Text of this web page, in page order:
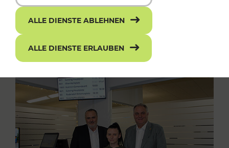
ALLE DIENSTE ABLEHNEN
ALLE DIENSTE ERLAUBEN